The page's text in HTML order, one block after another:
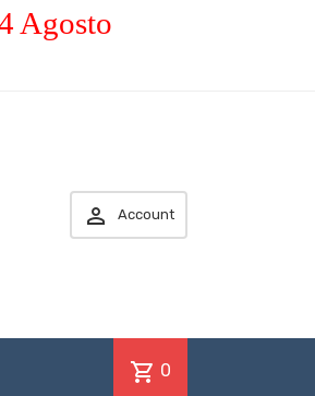
Agosto
 Account
shopping_cart 0